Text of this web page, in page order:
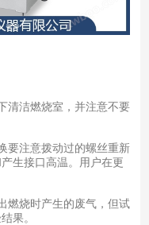
清洁燃烧室，并注意不要
要注意拨动过的螺丝重新
生接口高温。用户在更
燃烧时产生的废气，但试
果。